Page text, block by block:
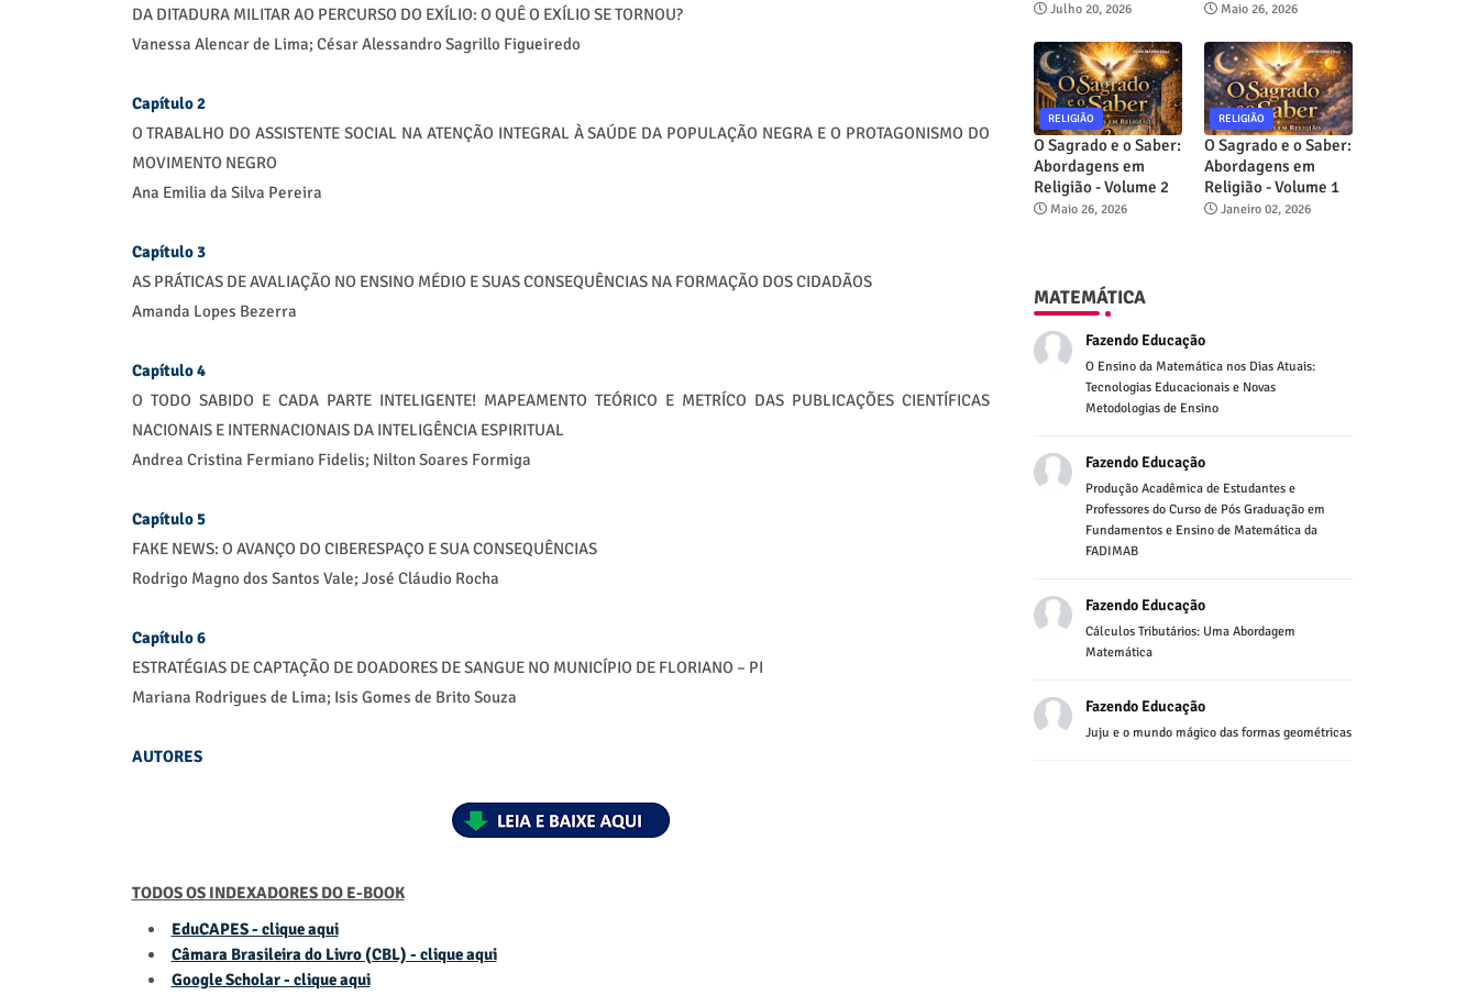
DA DITADURA MILITAR AO PERCURSO DO EXÍLIO: O QUÊ O EXÍLIO SE TORNOU?
Vanessa Alencar de Lima; César Alessandro Sagrillo Figueiredo
Capítulo 2
O TRABALHO DO ASSISTENTE SOCIAL NA ATENÇÃO INTEGRAL À SAÚDE DA POPULAÇÃO NEGRA E O PROTAGONISMO DO
MOVIMENTO NEGRO
Ana Emilia da Silva Pereira
Capítulo 3
AS PRÁTICAS DE AVALIAÇÃO NO ENSINO MÉDIO E SUAS CONSEQUÊNCIAS NA FORMAÇÃO DOS CIDADÃOS
Amanda Lopes Bezerra
Capítulo 4
O TODO SABIDO E CADA PARTE INTELIGENTE! MAPEAMENTO TEÓRICO E METRÍCO DAS PUBLICAÇÕES CIENTÍFICAS
NACIONAIS E INTERNACIONAIS DA INTELIGÊNCIA ESPIRITUAL
Andrea Cristina Fermiano Fidelis; Nilton Soares Formiga
Capítulo 5
FAKE NEWS: O AVANÇO DO CIBERESPAÇO E SUA CONSEQUÊNCIAS
Rodrigo Magno dos Santos Vale; José Cláudio Rocha
Capítulo 6
ESTRATÉGIAS DE CAPTAÇÃO DE DOADORES DE SANGUE NO MUNICÍPIO DE FLORIANO – PI
Mariana Rodrigues de Lima; Isis Gomes de Brito Souza
AUTORES
TODOS OS INDEXADORES DO E-BOOK
EduCAPES - clique aqui
Câmara Brasileira do Livro (CBL) - clique aqui
Google Scholar - clique aqui
Julho 20, 2026 Maio 26, 2026
RELIGIÃO
O Sagrado e o Saber:
Abordagens em
Religião - Volume 2
Maio 26, 2026
RELIGIÃO
O Sagrado e o Saber:
Abordagens em
Religião - Volume 1
Janeiro 02, 2026
MATEMÁTICA
Fazendo Educação
O Ensino da Matemática nos Dias Atuais:
Tecnologias Educacionais e Novas
Metodologias de Ensino
Fazendo Educação
Produção Acadêmica de Estudantes e
Professores do Curso de Pós Graduação em
Fundamentos e Ensino de Matemática da
FADIMAB
Fazendo Educação
Cálculos Tributários: Uma Abordagem
Matemática
Fazendo Educação
Juju e o mundo mágico das formas geométricas